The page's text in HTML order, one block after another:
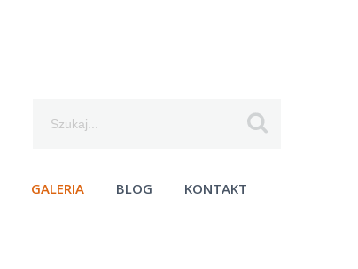
GALERIA BLOG KONTAKT